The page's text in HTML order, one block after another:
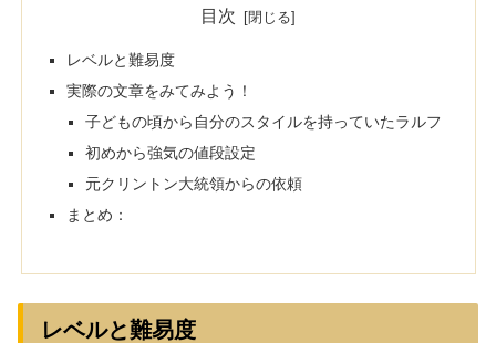
目次
レベルと難易度
実際の文章をみてみよう！
子どもの頃から自分のスタイルを持っていたラルフ
初めから強気の値段設定
元クリントン大統領からの依頼
まとめ：
レベルと難易度